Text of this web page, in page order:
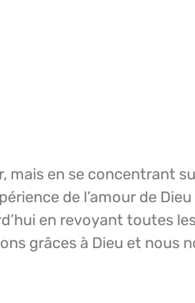
mais en se concentrant
de l’amour de
en revoyant toutes
grâces à Dieu et nous